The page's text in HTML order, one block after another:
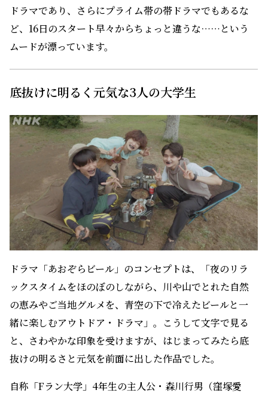
ドラマであり、さらにプライム帯の帯ドラマでもあるな
ど、16日のスタート早々からちょっと違うな……という
ムードが漂っています。
底抜けに明るく元気な3人の大学生
ドラマ「あおぞらビール」のコンセプトは、「夜のリラ
ックスタイムをほのぼのしながら、川や山でとれた自然
の恵みやご当地グルメを、青空の下で冷えたビールと一
緒に楽しむアウトドア・ドラマ」。こうして文字で見る
と、さわやかな印象を受けますが、はじまってみたら底
抜けの明るさと元気を前面に出した作品でした。
自称「Fラン大学」4年生の主人公・森川行男（窪塚愛